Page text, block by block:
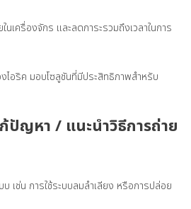
เครื่องจักร และลดภาระรวมถึงเวลาในการ
ไอริค มอบโซลูชันที่มีประสิทธิภาพสำหรับ
ปัญหา / แนะนำวิธีการถ่าย
เช่น การใช้ระบบลมลำเลียง หรือการปล่อย